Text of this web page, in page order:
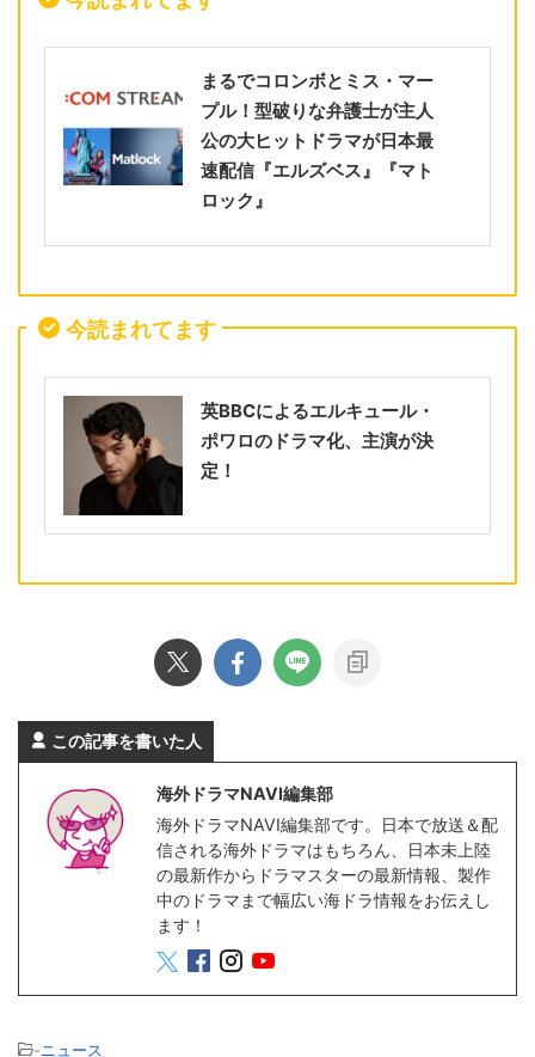
まるでコロンボとミス・マー
プル！型破りな弁護士が主人
公の大ヒットドラマが日本最
速配信『エルズベス』『マト
ロック』
今読まれてます
英BBCによるエルキュール・
ポワロのドラマ化、主演が決
定！
この記事を書いた人
海外ドラマNAVI編集部
海外ドラマNAVI編集部です。日本で放送＆配
信される海外ドラマはもちろん、日本未上陸
の最新作からドラマスターの最新情報、製作
中のドラマまで幅広い海ドラ情報をお伝えし
ます！
-ニュース